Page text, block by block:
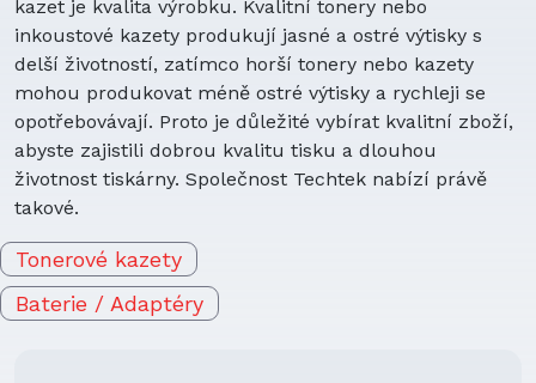
kazet je kvalita výrobku. Kvalitní tonery nebo
inkoustové kazety produkují jasné a ostré výtisky s
delší životností, zatímco horší tonery nebo kazety
mohou produkovat méně ostré výtisky a rychleji se
opotřebovávají. Proto je důležité vybírat kvalitní zboží,
abyste zajistili dobrou kvalitu tisku a dlouhou
životnost tiskárny. Společnost Techtek nabízí právě
takové.
Tonerové kazety
Baterie / Adaptéry